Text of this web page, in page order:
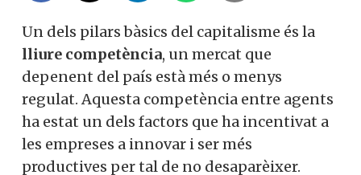
Un dels pilars bàsics del capitalisme és la
lliure competència, un mercat que
depenent del país està més o menys
regulat. Aquesta competència entre agents
ha estat un dels factors que ha incentivat a
les empreses a innovar i ser més
productives per tal de no desaparèixer.